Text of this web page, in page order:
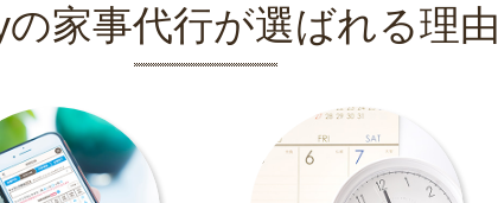
の家事代行が選ばれる理由